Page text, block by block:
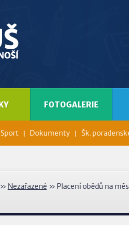
Sport Dokumenty Šk.
FOTOGALERIE
Nezařazené » Placení obědů na